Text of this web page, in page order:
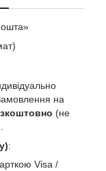
на
(не
:
Visa /